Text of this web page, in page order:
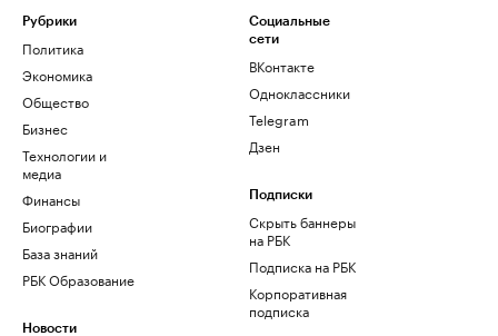
Рубрики
Политика
Экономика
Общество
Бизнес
Технологии и
медиа
Финансы
Биографии
База знаний
РБК Образование
Новости
Социальные
сети
ВКонтакте
Одноклассники
Telegram
Дзен
Подписки
Скрыть баннеры
на РБК
Подписка на РБК
Корпоративная
подписка